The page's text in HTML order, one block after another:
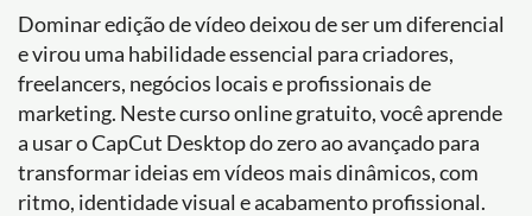
Dominar edição de vídeo deixou de ser um diferencial
e virou uma habilidade essencial para criadores,
freelancers, negócios locais e profissionais de
marketing. Neste curso online gratuito, você aprende
a usar o CapCut Desktop do zero ao avançado para
transformar ideias em vídeos mais dinâmicos, com
ritmo, identidade visual e acabamento profissional.